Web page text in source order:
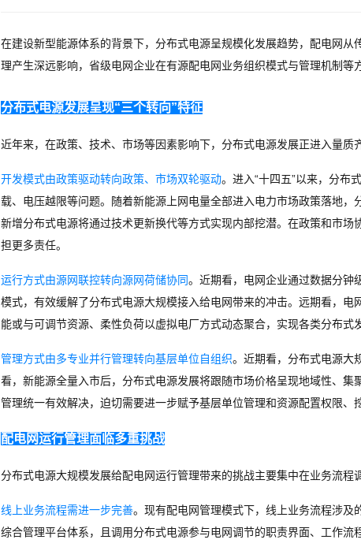
在建设新型能源体系的背景下，分布式电源呈规模化发展趋势，配电网
理产生深远影响，省级电网企业在有源配电网业务组织模式与管理机制等
分布式电源发展呈现“三个转向”特征
近年来，在政策、技术、市场等因素影响下，分布式电源发展正进入量质
开发模式由政策驱动转向政策、市场双轮驱动。进入“十四五”以来，分布
载、电压越限等问题。随着新能源上网电量全部进入电力市场政策落地，
新增分布式电源将通过技术更新换代等方式实现内部挖潜。在政策和市
担更多责任。
运行方式由源网联控转向源网荷储协同。 近期看，电网企业通过数据分钟
模式，有效缓解了分布式电源大规模接入给电网带来的冲击。远期看，
能或与可调节资源、柔性负荷以虚拟电厂方式动态聚合，实现各类分布式
管理方式由多专业并行管理转向基层单位自组织。 近期看，分布式电源大
看，新能源全量入市后，分布式电源发展将跟随市场价格呈现地域性、
管理统一有效解决，迫切需要进一步赋予基层单位管理和资源配置权限、
配电网运行管理面临多重挑战
分布式电源大规模发展给配电网运行管理带来的挑战主要集中在业务流程
线上业务流程需进一步完善。现有配电网管理模式下，线上业务流程涉及
综合管理平台体系，且调用分布式电源参与电网调节的职责界面、工作